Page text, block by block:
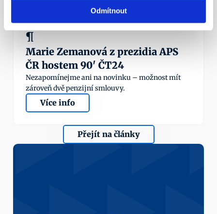
Odmítnout
¶
Marie Zemanová z prezidia APS
ČR hostem 90' ČT24
Nezapomínejme ani na novinku – možnost mít
zároveň dvě penzijní smlouvy.
Více info
Přejít na články